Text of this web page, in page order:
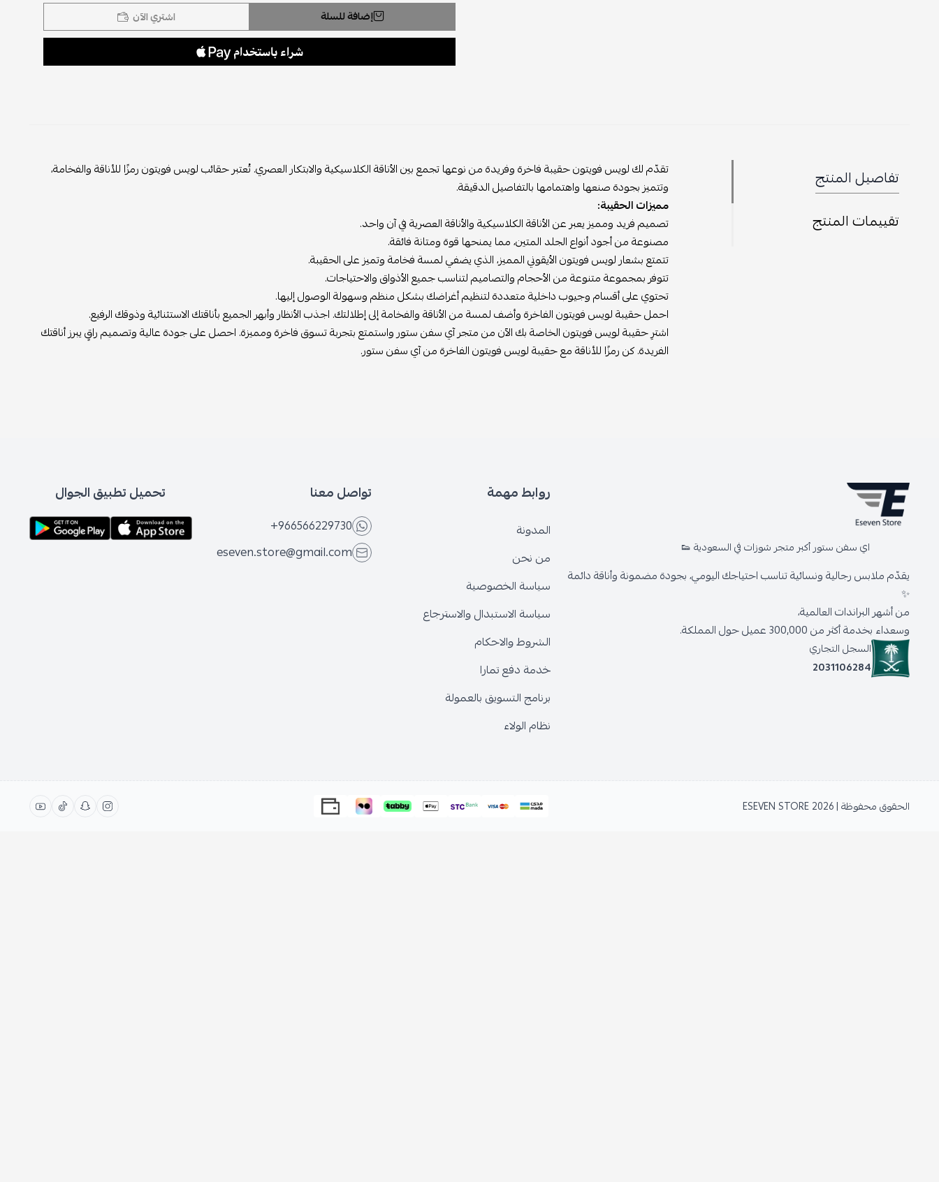
إضافة للسلة اشتري الآن
تفاصيل المنتج
تقييمات المنتج
تقدّم لك لويس فويتون حقيبة فاخرة وفريدة من نوعها تجمع بين الأناقة الكلاسيكية والابتكار العصري. تُعتبر حقائب لويس فويتون رمزًا للأناقة والفخامة،
وتتميز بجودة صنعها واهتمامها بالتفاصيل الدقيقة.
مميزات الحقيبة:
تصميم فريد ومميز يعبر عن الأناقة الكلاسيكية والأناقة العصرية في آن واحد.
مصنوعة من أجود أنواع الجلد المتين، مما يمنحها قوة ومتانة فائقة.
تتمتع بشعار لويس فويتون الأيقوني المميز، الذي يضفي لمسة فخامة وتميز على الحقيبة.
تتوفر بمجموعة متنوعة من الأحجام والتصاميم لتناسب جميع الأذواق والاحتياجات.
تحتوي على أقسام وجيوب داخلية متعددة لتنظيم أغراضك بشكل منظم وسهولة الوصول إليها.
احمل حقيبة لويس فويتون الفاخرة وأضف لمسة من الأناقة والفخامة إلى إطلالتك. اجذب الأنظار وأبهر الجميع بأناقتك الاستثنائية وذوقك الرفيع.
اشترِ حقيبة لويس فويتون الخاصة بك الآن من متجر آي سفن ستور واستمتع بتجربة تسوق فاخرة ومميزة. احصل على جودة عالية وتصميم راقٍ يبرز أناقتك
الفريدة. كن رمزًا للأناقة مع حقيبة لويس فويتون الفاخرة من آي سفن ستور.
اي سفن ستور أكبر متجر شوزات في السعودية 👟
يقدّم ملابس رجالية ونسائية تناسب احتياجك اليومي، بجودة مضمونة وأناقة دائمة
✨
من أشهر البراندات العالمية،
وسعداء بخدمة أكثر من 300,000 عميل حول المملكة.
السجل التجاري
2031106284
روابط مهمة
المدونة
من نحن
سياسة الخصوصية
سياسة الاستبدال والاسترجاع
الشروط والاحكام
خدمة دفع تمارا
برنامج التسويق بالعمولة
نظام الولاء
تواصل معنا
+966566229730
eseven.store@gmail.com
تحميل تطبيق الجوال
الحقوق محفوظة | 2026 ESEVEN STORE